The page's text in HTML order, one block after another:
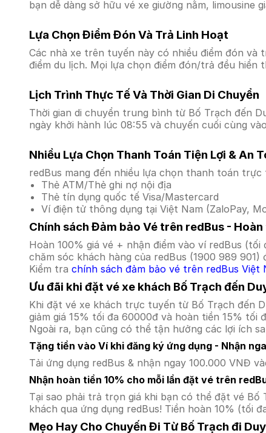
bạn dễ dàng sở hữu vé xe giường nằm, limousine
Lựa Chọn Điểm Đón Và Trả Linh Hoạt
Các nhà xe trên tuyến này có nhiều điểm đón và
điểm du lịch. Mọi lựa chọn điểm đón/trả đều
Lịch Trình Thực Tế Và Thời Gian Di Chuyển
Thời gian di chuyển trung bình từ Bố Trạch đến
ngày khởi hành lúc 08:55 và chuyến cuối cùng
Nhiều Lựa Chọn Thanh Toán Tiện Lợi & An
redBus mang đến nhiều lựa chọn thanh toán
Thẻ ATM/Thẻ ghi nợ nội địa
Thẻ tín dụng quốc tế Visa/Mastercard
Ví điện tử thông dụng tại Việt Nam (ZaloPay,
Chính sách Đảm bảo Vé trên redBus -
Hoàn 100% giá vé + nhận điểm vào ví redBus
chăm sóc khách hàng của redBus (1900 989
Kiểm tra chính sách đảm bảo vé trên redBus Việt
Ưu đãi khi đặt vé xe khách Bố Trạch đến
Khi đặt vé xe khách trực tuyến từ Bố Trạch đến
giảm giá 15% tối đa 60000đ và hoàn tiền 15% tối
Ngoài ra, bạn cũng có thể tận hưởng các lợi ích
Tặng tiền vào Ví khi đăng ký ứng dụng - Nhận
Tải ứng dụng redBus & nhận ngay 100.000 VNĐ
Nhận hoàn tiền 10% cho mỗi lần đặt vé trên
Tại sao phải trả trọn giá khi bạn có thể đặt vé Bố
khách qua ứng dụng redBus! Tiền hoàn 10% (tối
Mẹo Hay Cho Chuyến Đi Từ Bố Trạch đi